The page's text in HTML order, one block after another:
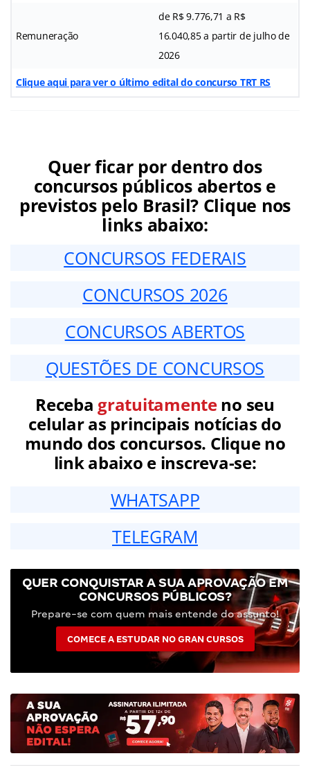
Remuneração
de R$ 9.776,71 a R$
16.040,85 a partir de julho de
2026
Clique aqui para ver o último edital do concurso TRT RS
Quer ficar por dentro dos
concursos públicos abertos e
previstos pelo Brasil? Clique nos
links abaixo:
CONCURSOS FEDERAIS
CONCURSOS 2026
CONCURSOS ABERTOS
QUESTÕES DE CONCURSOS
Receba gratuitamenteno seu
celular as principais notícias do
mundo dos concursos. Clique no
link abaixo e inscreva-se:
WHATSAPP
TELEGRAM
QUER CONQUISTAR A SUA APROVAÇÃO EM
CONCURSOS PÚBLICOS?
Prepare-se com quem mais entende do assunto!
COMECE A ESTUDAR NO GRAN CURSOS